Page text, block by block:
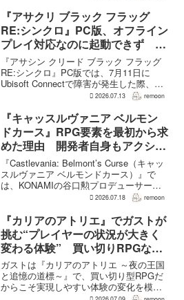
各プ...
『アサクリ ブラック フラッグ
RE:シンクロ』PC版、オフライン
プレイ対応なのに起動できず
Ubisoft Connect障害時に報告相
次ぐ
『アサシン クリード ブラック フラッグ
RE:シンクロ』PC版では、7月11日に
Ubisoft Connectで障害が発生した際、ゲ
ームを起動できないとの報告が相次い
きなかったという投稿もあり、影響は
全...
2026.07.13 remoon
『キャッスルヴァニア ベルモン
ドカース』RPG要素を最初から求
めた理由 開発者自身もアクショ
ンのつらさを実感
『Castlevania: Belmont’s Curse（キャッ
スルヴァニア ベルモンドカース）』で
は、KONAMIの谷口勲プロデューサー
が、レベルアップを含むRPG的システム
何度も挑戦すれば先へ進める...
2026.07.18 remoon
『カリアのアトリエ』でガストが
挑む“プレイヤーの状況が大きく
変わる体験” 買い切りRPGなら
ではの変化とは
ガストは『カリアのアトリエ ～夜の王国
と追憶の道標～』で、買い切り型RPGだ
からこそ実現しやすい体験の変化を模索